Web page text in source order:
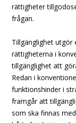
rättigheter
frågan.
Tillgänglighet
rättigheterna i
tillgänglighet att
Redan i
funktionshinder i
framgår att
som ska finnas